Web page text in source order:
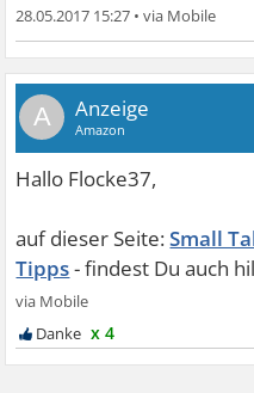
28.05.2017 15:27 •
A
Small
Tipps
x 4